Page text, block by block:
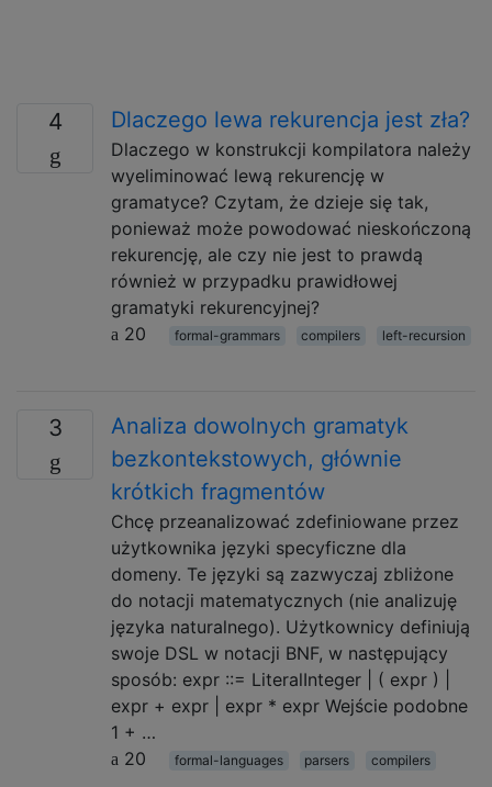
4 Dlaczego lewa rekurencja jest zła?
Dlaczego w konstrukcji kompilatora należy
wyeliminować lewą rekurencję w
gramatyce? Czytam, że dzieje się tak,
ponieważ może powodować nieskończoną
rekurencję, ale czy nie jest to prawdą
również w przypadku prawidłowej
gramatyki rekurencyjnej?
20
formal-grammars compilers left-recursion
3
Analiza dowolnych gramatyk
bezkontekstowych, głównie
krótkich fragmentów
Chcę przeanalizować zdefiniowane przez
użytkownika języki specyficzne dla
domeny. Te języki są zazwyczaj zbliżone
do notacji matematycznych (nie analizuję
języka naturalnego). Użytkownicy definiują
swoje DSL w notacji BNF, w następujący
sposób: expr ::= LiteralInteger | ( expr ) |
expr + expr | expr * expr Wejście podobne
1 + …
20
formal-languages parsers compilers